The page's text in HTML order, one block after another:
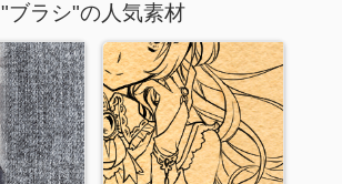
"ブラシ"の人気素材